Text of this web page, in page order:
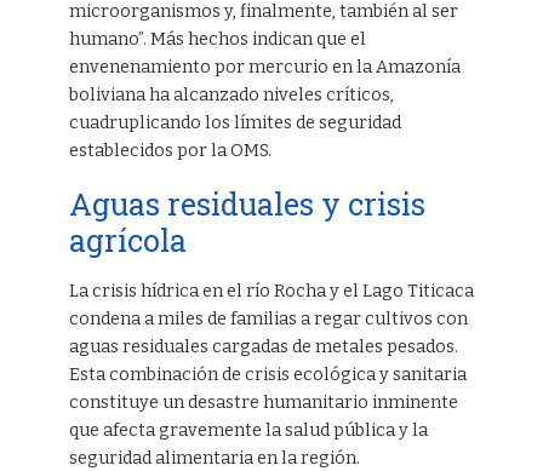
microorganismos y, finalmente, también al ser
humano”. Más hechos indican que el
envenenamiento por mercurio en la Amazonía
boliviana ha alcanzado niveles críticos,
cuadruplicando los límites de seguridad
establecidos por la OMS.
Aguas residuales y crisis
agrícola
La crisis hídrica en el río Rocha y el Lago Titicaca
condena a miles de familias a regar cultivos con
aguas residuales cargadas de metales pesados.
Esta combinación de crisis ecológica y sanitaria
constituye un desastre humanitario inminente
que afecta gravemente la salud pública y la
seguridad alimentaria en la región.